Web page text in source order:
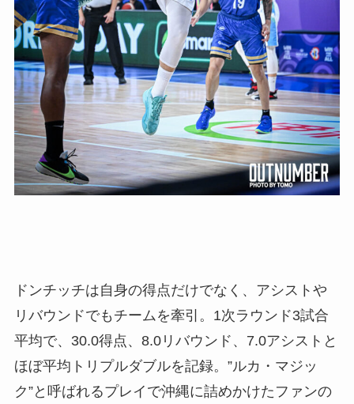
ドンチッチは自身の得点だけでなく、アシストや
リバウンドでもチームを牽引。1次ラウンド3試合
平均で、30.0得点、8.0リバウンド、7.0アシストと
ほぼ平均トリプルダブルを記録。”ルカ・マジッ
ク”と呼ばれるプレイで沖縄に詰めかけたファンの